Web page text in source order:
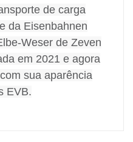
de carga
da Eisenbahnen
Weser de Zeven
em 2021 e agora
sua aparência
EVB.